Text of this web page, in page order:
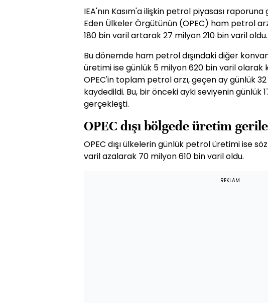
IEA'nın Kasım'a ilişkin petrol piyasası
Eden Ülkeler Örgütünün (OPEC) ham petrol
180 bin varil artarak 27 milyon 210 bin varil oldu.
Bu dönemde ham petrol dışındaki diğer
üretimi ise günlük 5 milyon 620 bin varil olarak
OPEC'in toplam petrol arzı, geçen ay günlük
kaydedildi. Bu, bir önceki ayki seviyenin günlük
gerçekleşti.
OPEC dışı bölgede üretim
OPEC dışı ülkelerin günlük petrol üretimi ise
varil azalarak 70 milyon 610 bin varil oldu.
REKLAM